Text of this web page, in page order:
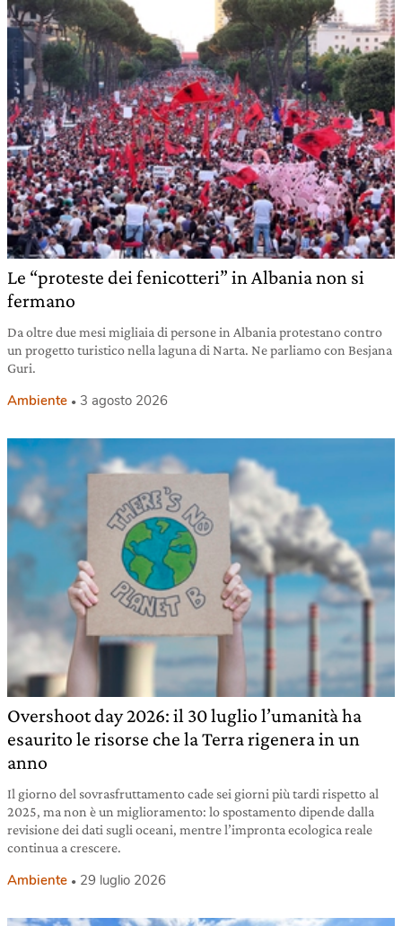
Le “proteste dei fenicotteri” in Albania non si
fermano
Da oltre due mesi migliaia di persone in Albania protestano contro
un progetto turistico nella laguna di Narta. Ne parliamo con Besjana
Guri.
Ambiente 3 agosto 2026
Overshoot day 2026: il 30 luglio l’umanità ha
esaurito le risorse che la Terra rigenera in un
anno
Il giorno del sovrasfruttamento cade sei giorni più tardi rispetto al
2025, ma non è un miglioramento: lo spostamento dipende dalla
revisione dei dati sugli oceani, mentre l’impronta ecologica reale
continua a crescere.
Ambiente 29 luglio 2026